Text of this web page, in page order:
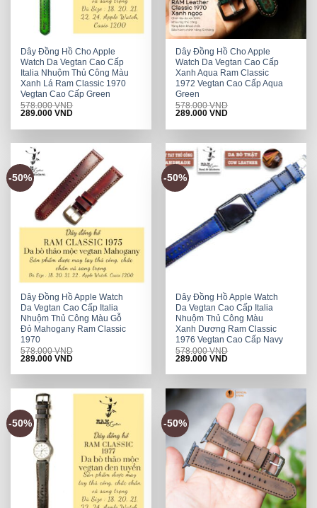
Dây Đồng Hồ Cho Apple
Watch Da Vegtan Cao Cấp
Italia Nhuộm Thủ Công Màu
Xanh Lá Ram Classic 1970
Vegtan Cao Cấp Green
578.000VND
Original
was:
289.000VNDCurrent
is:
Dây Đồng Hồ Cho Apple
Watch Da Vegtan Cao Cấp
Xanh Aqua Ram Classic
1972 Vegtan Cao Cấp Aqua
Green
578.000VND
Original
was:
289.000VNDCurrent
is:
-50%
Dây Đồng Hồ Apple Watch
Da Vegtan Cao Cấp Italia
Nhuộm Thủ Công Màu Gỗ
Đỏ Mahogany Ram Classic
1970
578.000VND
Original
was:
289.000VNDCurrent
is:
-50%
Dây Đồng Hồ Apple Watch
Da Vegtan Cao Cấp Italia
Nhuộm Thủ Công Màu
Xanh Dương Ram Classic
1976 Vegtan Cao Cấp Navy
578.000VND
Original
was:
289.000VNDCurrent
is:
-50% -50%